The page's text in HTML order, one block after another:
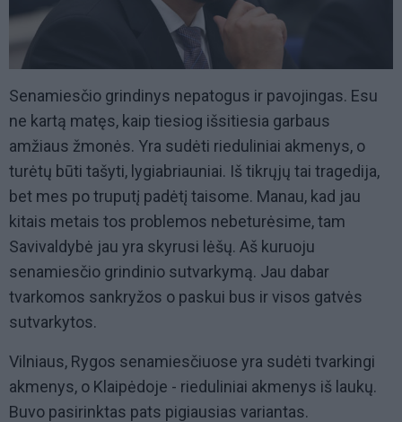
Senamiesčio grindinys nepatogus ir pavojingas. Esu
ne kartą matęs, kaip tiesiog išsitiesia garbaus
amžiaus žmonės. Yra sudėti rieduliniai akmenys, o
turėtų būti tašyti, lygiabriauniai. Iš tikrųjų tai tragedija,
bet mes po truputį padėtį taisome. Manau, kad jau
kitais metais tos problemos nebeturėsime, tam
Savivaldybė jau yra skyrusi lėšų. Aš kuruoju
senamiesčio grindinio sutvarkymą. Jau dabar
tvarkomos sankryžos o paskui bus ir visos gatvės
sutvarkytos.
Vilniaus, Rygos senamiesčiuose yra sudėti tvarkingi
akmenys, o Klaipėdoje - rieduliniai akmenys iš laukų.
Buvo pasirinktas pats pigiausias variantas.